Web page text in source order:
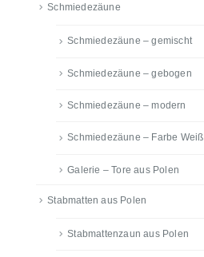
Schmiedezäune
Schmiedezäune – gemischt
Schmiedezäune – gebogen
Schmiedezäune – modern
Schmiedezäune – Farbe Weiß
Galerie – Tore aus Polen
Stabmatten aus Polen
Stabmattenzaun aus Polen